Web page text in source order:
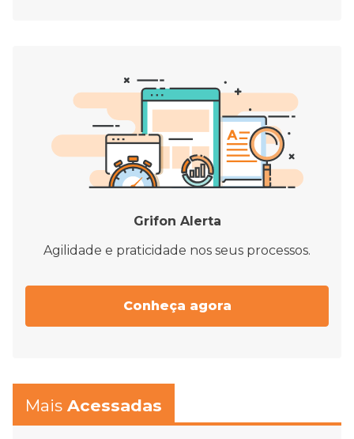
Grifon Alerta
Agilidade e praticidade nos seus processos.
Conheça agora
Mais Acessadas